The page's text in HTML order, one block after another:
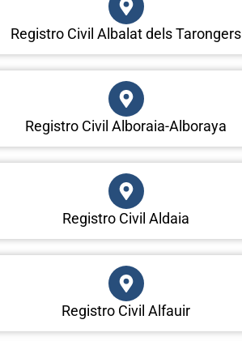
Registro Civil Albalat dels Tarongers
Registro Civil Alboraia-Alboraya
Registro Civil Aldaia
Registro Civil Alfauir